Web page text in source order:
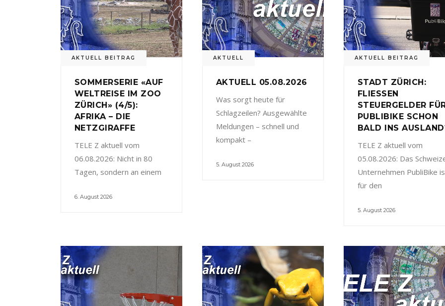
AKTUELL BEITRAG
SOMMERSERIE «AUF
WELTREISE IM ZOO
ZÜRICH» (4/5):
AFRIKA – DIE
NETZGIRAFFE
TELE Z aktuell vom
06.08.2026: Nicht in 80
Tagen, sondern an einem
6. August 2026
AKTUELL
AKTUELL 05.08.2026
Was sorgt heute für
Schlagzeilen? Ausgewählte
Meldungen – schnell und
kompakt –
5. August 2026
AKTUELL BEITRAG
STADT ZÜRICH:
FLIESSEN
STEUERGELDER
PUBLIBIKE SCHON
BALD INS
TELE Z aktuell vom
05.08.2026: Das
Unternehmen PubliBike
für den
5. August 2026